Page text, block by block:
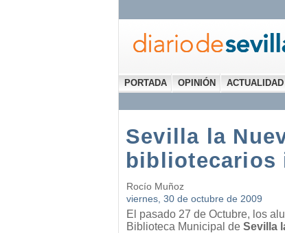
PORTADA OPINIÓN ACTUALIDAD
Sevilla la
bibliotecarios
Rocío Muñoz
viernes, 30 de octubre de 2009
El pasado 27 de Octubre, los
Biblioteca Municipal de Sevilla